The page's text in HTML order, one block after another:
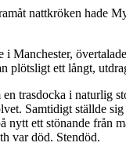
nattkröken hade
plötsligt ett långt,
trasdocka i
Samtidigt ställde
ett stönande från
var död. Stendöd.